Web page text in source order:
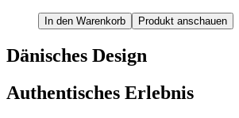
In den Warenkorb Produkt anschauen
Dänisches Design
Authentisches Erlebnis